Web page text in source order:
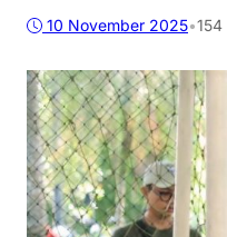
10 November 2025•154